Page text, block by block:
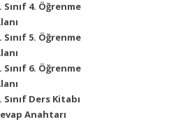
Sınıf 4. Öğrenme
Sınıf 5. Öğrenme
Sınıf 6. Öğrenme
Sınıf Ders Kitabı
Anahtarı